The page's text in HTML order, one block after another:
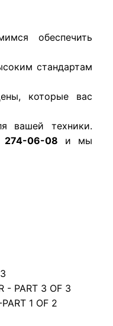
обеспечить
стандартам
которые вас
вашей техники.
274-06-08 и мы
- PART 3 OF 3
1 OF 2